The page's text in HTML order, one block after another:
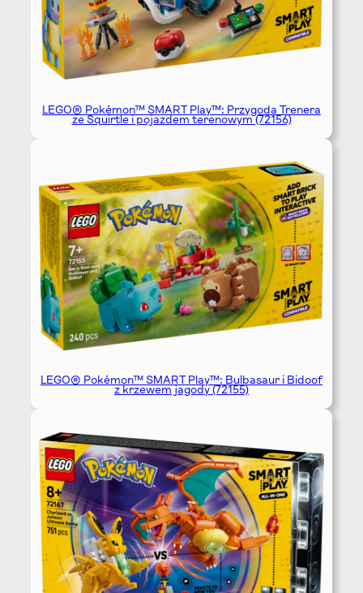
LEGO® Pokémon™ SMART Play™: Przygoda Trenera
ze Squirtle i pojazdem terenowym (72156)
LEGO® Pokémon™ SMART Play™: Bulbasaur i Bidoof
z krzewem jagody (72155)